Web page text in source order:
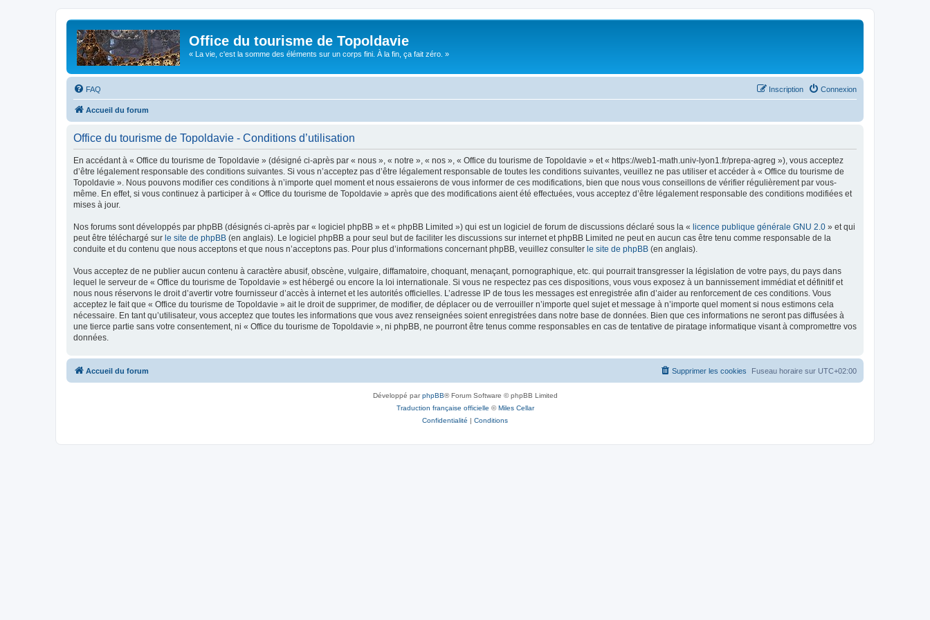
Office du tourisme de Topoldavie
« La vie, c'est la somme des éléments sur un corps fini. À la fin, ça fait zéro. »
FAQ Connexion
Inscription
Accueil du forum
Office du tourisme de Topoldavie - Conditions d’utilisation
En accédant à « Office du tourisme de Topoldavie » (désigné ci-après par « nous », « notre », « nos », « Office du tourisme de Topoldavie » et « https://web1-math.univ-lyon1.fr/prepa-agreg »), vous acceptez
d’être légalement responsable des conditions suivantes. Si vous n’acceptez pas d’être légalement responsable de toutes les conditions suivantes, veuillez ne pas utiliser et accéder à « Office du tourisme de
Topoldavie ». Nous pouvons modifier ces conditions à n’importe quel moment et nous essaierons de vous informer de ces modifications, bien que nous vous conseillons de vérifier régulièrement par vous-
même. En effet, si vous continuez à participer à « Office du tourisme de Topoldavie » après que des modifications aient été effectuées, vous acceptez d’être légalement responsable des conditions modifiées et
mises à jour.
Nos forums sont développés par phpBB (désignés ci-après par « logiciel phpBB » et « phpBB Limited ») qui est un logiciel de forum de discussions déclaré sous la « licence publique générale GNU 2.0 » et qui
peut être téléchargé sur le site de phpBB (en anglais). Le logiciel phpBB a pour seul but de faciliter les discussions sur internet et phpBB Limited ne peut en aucun cas être tenu comme responsable de la
conduite et du contenu que nous acceptons et que nous n’acceptons pas. Pour plus d’informations concernant phpBB, veuillez consulter le site de phpBB (en anglais).
Vous acceptez de ne publier aucun contenu à caractère abusif, obscène, vulgaire, diffamatoire, choquant, menaçant, pornographique, etc. qui pourrait transgresser la législation de votre pays, du pays dans
lequel le serveur de « Office du tourisme de Topoldavie » est hébergé ou encore la loi internationale. Si vous ne respectez pas ces dispositions, vous vous exposez à un bannissement immédiat et définitif et
nous nous réservons le droit d’avertir votre fournisseur d’accès à internet et les autorités officielles. L’adresse IP de tous les messages est enregistrée afin d’aider au renforcement de ces conditions. Vous
acceptez le fait que « Office du tourisme de Topoldavie » ait le droit de supprimer, de modifier, de déplacer ou de verrouiller n’importe quel sujet et message à n’importe quel moment si nous estimons cela
nécessaire. En tant qu’utilisateur, vous acceptez que toutes les informations que vous avez renseignées soient enregistrées dans notre base de données. Bien que ces informations ne seront pas diffusées à
une tierce partie sans votre consentement, ni « Office du tourisme de Topoldavie », ni phpBB, ne pourront être tenus comme responsables en cas de tentative de piratage informatique visant à compromettre vos
données.
Accueil du forum Fuseau horaire sur UTC+02:00
Supprimer les cookies
Développé parphpBB® Forum Software © phpBB Limited
Traduction française officielle ©Miles Cellar
Confidentialité | Conditions